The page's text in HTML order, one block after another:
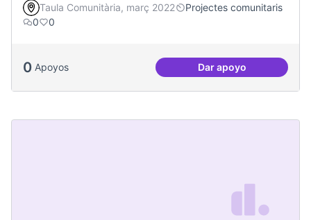
Taula Comunitària, març 2022
Projectes comunitaris
0
0
0 Apoyos Dar apoyo
Projecte